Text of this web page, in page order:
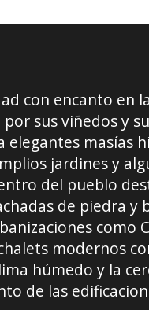
con encanto en
por sus viñedos y
elegantes masías
jardines y
del pueblo
de piedra y
como
modernos
húmedo y la
de las